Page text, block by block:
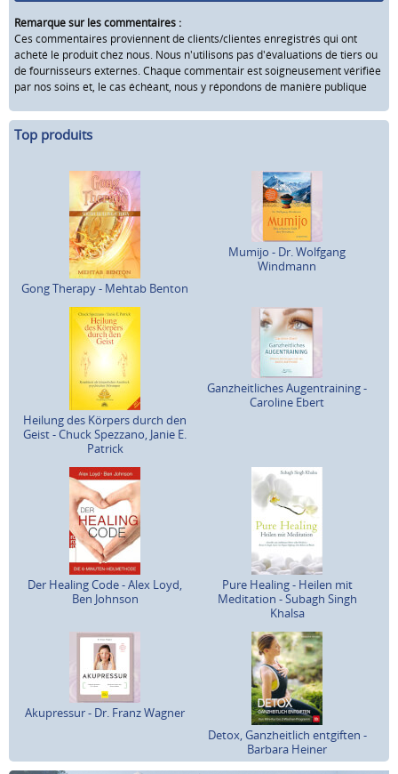
Remarque sur les commentaires :
Ces commentaires proviennent de clients/clientes enregistrés qui ont
acheté le produit chez nous. Nous n'utilisons pas d'évaluations de tiers ou
de fournisseurs externes. Chaque commentair est soigneusement vérifiée
par nos soins et, le cas échéant, nous y répondons de manière publique
Top produits
Gong Therapy - Mehtab Benton
Mumijo - Dr. Wolfgang
Windmann
Heilung des Körpers durch den
Geist - Chuck Spezzano, Janie E.
Patrick
Ganzheitliches Augentraining -
Caroline Ebert
Der Healing Code - Alex Loyd,
Ben Johnson
Pure Healing - Heilen mit
Meditation - Subagh Singh
Khalsa
Akupressur - Dr. Franz Wagner
Detox, Ganzheitlich entgiften -
Barbara Heiner